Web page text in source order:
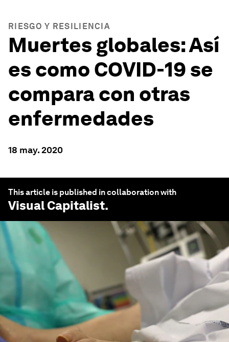
RIESGO Y RESILIENCIA
Muertes globales: Así
es como COVID-19 se
compara con otras
enfermedades
18 may. 2020
This article is published in collaboration with
Visual Capitalist.